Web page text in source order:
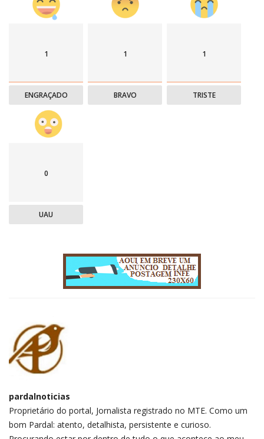
1
ENGRAÇADO
1
BRAVO
1
TRISTE
0
UAU
pardalnoticias
Proprietário do portal, Jornalista registrado no MTE. Como um
bom Pardal: atento, detalhista, persistente e curioso.